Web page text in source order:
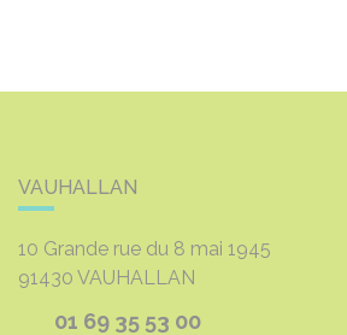
VAUHALLAN
10 Grande rue du 8 mai 1945
91430 VAUHALLAN
01 69 35 53 00